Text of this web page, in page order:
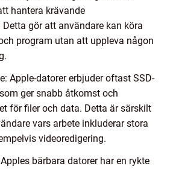
hantera krävande
gör att användare kan köra
program utan att uppleva någon
Apple-datorer erbjuder oftast SSD-
ger snabb åtkomst och
för filer och data. Detta är särskilt
vars arbete inkluderar stora
videoredigering.
bärbara datorer har en rykte